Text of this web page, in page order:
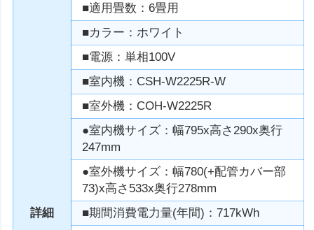
詳細
■適用畳数：6畳用
■カラー：ホワイト
■電源：単相100V
■室内機：CSH-W2225R-W
■室外機：COH-W2225R
●室内機サイズ：幅795x高さ290x奥行
247mm
●室外機サイズ：幅780(+配管カバー部
73)x高さ533x奥行278mm
■期間消費電力量(年間)：717kWh